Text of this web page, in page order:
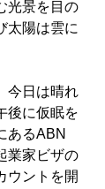
光景を目の
太陽は雲に
今日は晴れ
後に仮眠を
あるABN
業家ビザの
ウントを開